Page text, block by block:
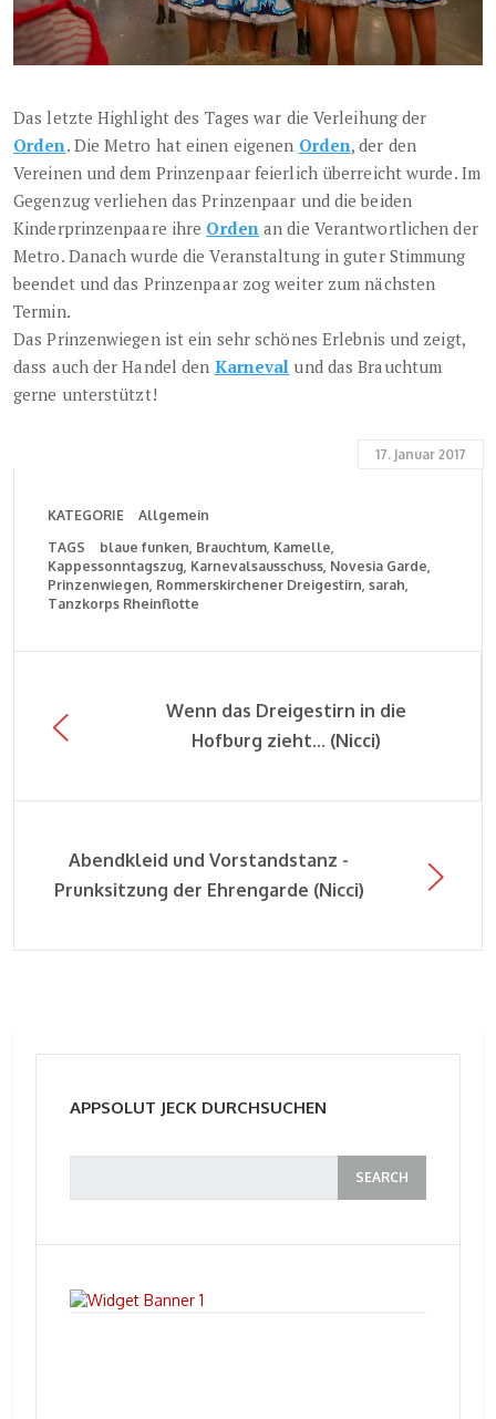
Das letzte Highlight des Tages war die Verleihung der
Orden. Die Metro hat einen eigenen Orden, der den
Vereinen und dem Prinzenpaar feierlich überreicht wurde. Im
Gegenzug verliehen das Prinzenpaar und die beiden
Kinderprinzenpaare ihre Ordenan die Verantwortlichen der
Metro. Danach wurde die Veranstaltung in guter Stimmung
beendet und das Prinzenpaar zog weiter zum nächsten
Termin.
Das Prinzenwiegen ist ein sehr schönes Erlebnis und zeigt,
dass auch der Handel den Karneval und das Brauchtum
gerne unterstützt!
17. Januar 2017
KATEGORIE
Allgemein
TAGS
blaue funken Brauchtum Kamelle
Kappessonntagszug Karnevalsausschuss Novesia Garde
Prinzenwiegen Rommerskirchener Dreigestirn sarah
Tanzkorps Rheinflotte
Wenn das Dreigestirn in die
Hofburg zieht... (Nicci)
Abendkleid und Vorstandstanz -
Prunksitzung der Ehrengarde (Nicci)
APPSOLUT JECK DURCHSUCHEN